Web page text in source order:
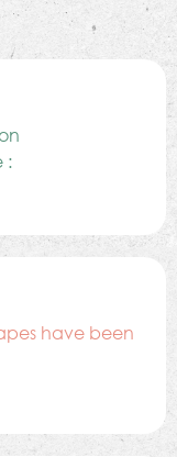
:
have been